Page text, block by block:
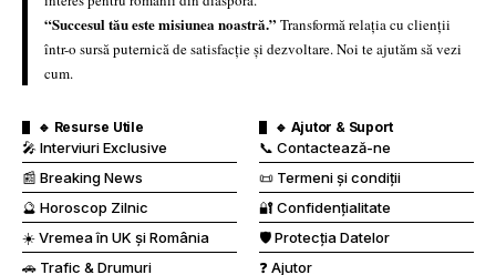
“Succesul tău este misiunea noastră.” Transformă relația cu clienții
într-o sursă puternică de satisfacție și dezvoltare. Noi te ajutăm să vezi
cum.
🔹 Resurse Utile
🎤 Interviuri Exclusive
📰 Breaking News
🔮 Horoscop Zilnic
☀️ Vremea în UK și România
🚗 Trafic & Drumuri
🔹 Ajutor & Suport
📞 Contactează-ne
📜 Termeni și condiții
🔐 Confidențialitate
🛡️ Protecția Datelor
❓ Ajutor